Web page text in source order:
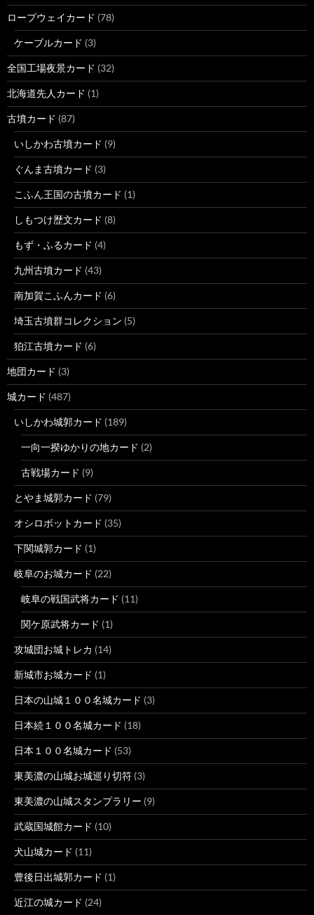
ロープウェイカード (78)
ケーブルカード (3)
全国工場夜景カード (32)
北海道先人カード (1)
古墳カード (87)
いしかわ古墳カード (9)
ぐんま古墳カード (3)
こふん王国の古墳カード (1)
しもつけ歴文カード (8)
もず・ふるカード (4)
九州古墳カード (43)
南加賀こふんカード (6)
埼玉古墳群コレクション (5)
狛江古墳カード (6)
地団カード (3)
城カード (487)
いしかわ城郭カード (189)
一向一揆ゆかりの地カード (2)
古戦場カード (9)
とやま城郭カード (79)
オシロボットカード (35)
下関城郭カード (1)
岐阜のお城カード (22)
岐阜の戦国武将カード (11)
関ケ原武将カード (1)
攻城団お城トレカ (14)
新城市お城カード (1)
日本の山城１００名城カード (3)
日本続１００名城カード (18)
日本１００名城カード (53)
東美濃の山城お城巡り切符 (3)
東美濃の山城スタンプラリー (9)
武蔵国城館カード (10)
犬山城カード (11)
豊後日出城郭カード (1)
近江の城カード (24)